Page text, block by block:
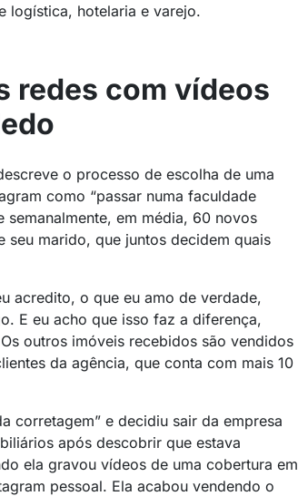
logística, hotelaria e varejo.
redes com vídeos
o processo de escolha de uma
como “passar numa faculdade
em média, 60 novos
marido, que juntos decidem quais
acredito, o que eu amo de verdade,
E eu acho que isso faz a diferença,
outros imóveis recebidos são vendidos
da agência, que conta com mais 10
corretagem” e decidiu sair da empresa
após descobrir que estava
ela gravou vídeos de uma cobertura em
pessoal. Ela acabou vendendo o